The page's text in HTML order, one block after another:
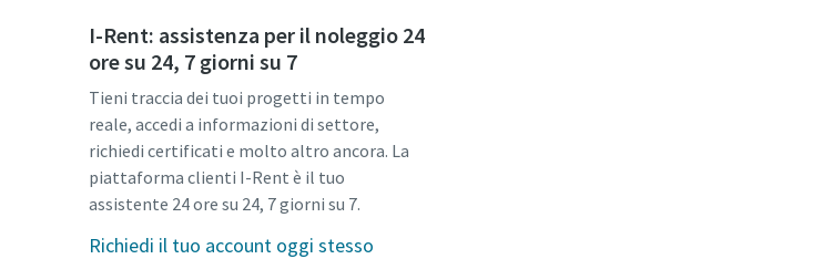
I-Rent: assistenza per il noleggio 24
ore su 24, 7 giorni su 7
Tieni traccia dei tuoi progetti in tempo
reale, accedi a informazioni di settore,
richiedi certificati e molto altro ancora. La
piattaforma clienti I-Rent è il tuo
assistente 24 ore su 24, 7 giorni su 7.
Richiedi il tuo account oggi stesso